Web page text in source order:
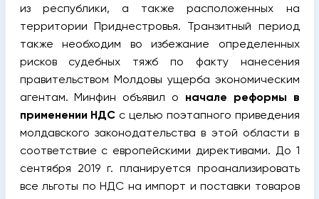
из республики, а также расположенных на
территории Приднестровья. Транзитный период
также необходим во избежание определенных
рисков судебных тяжб по факту нанесения
правительством Молдовы ущерба экономическим
агентам. Минфин объявил о начале реформы в
применении НДС с целью поэтапного приведения
молдавского законодательства в этой области в
соответствие с европейскими директивами. До 1
сентября 2019 г. планируется проанализировать
все льготы по НДС на импорт и поставки товаров